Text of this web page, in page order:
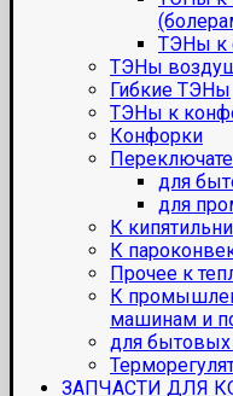
ТЭНы к
ТЭНы
Гибкие ТЭНы
ТЭНы к
Конфорки
для
для
К
К
Прочее к
К
машинам и
для
ЗАПЧАСТИ ДЛЯ